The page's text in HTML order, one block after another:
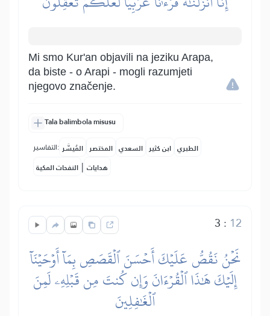
Mi smo Kur'an objavili na jeziku Arapa,
da biste - o Arapi - mogli razumjeti
njegovo značenje.
Tala balimbola misusu
التفاسير: المُيسَّر المختصر السعدي ابن كثير الطبري
النفحات المكية | هدايات
3 : 12
نَحۡنُ نَقُصُّ عَلَيۡكَ أَحۡسَنَ ٱلۡقَصَصِ بِمَآ أَوۡحَيۡنَآ
إِلَيۡكَ هَٰذَا ٱلۡقُرۡءَانَ وَإِن كُنتَ مِن قَبۡلِهِۦ لَمِنَ
ٱلۡغَٰفِلِينَ